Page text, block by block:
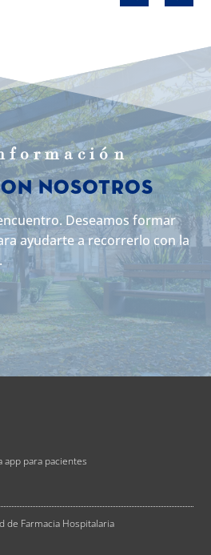
ón
Nosotros
Deseamos formar
ayudarte a recorrerlo con la
app para pacientes
de Farmacia Hospitalaria